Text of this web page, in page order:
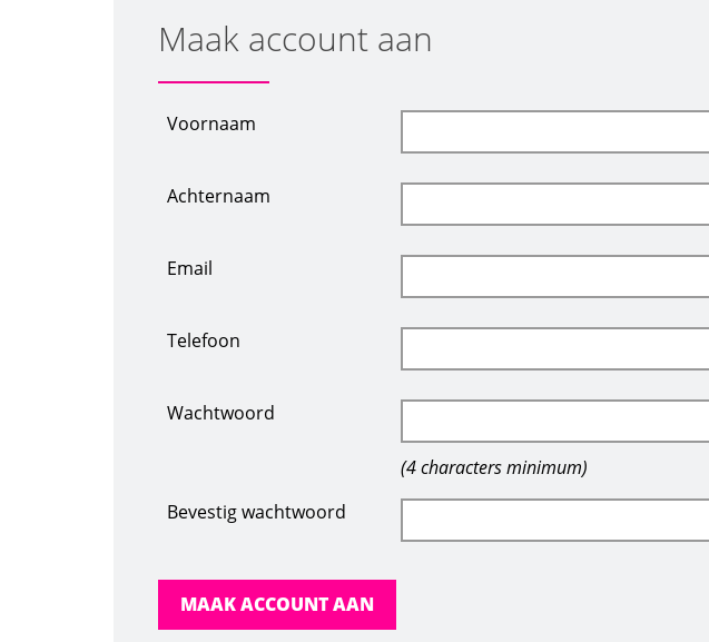
Maak account aan
Voornaam
Achternaam
Email
Telefoon
Wachtwoord
(4 characters minimum)
Bevestig wachtwoord